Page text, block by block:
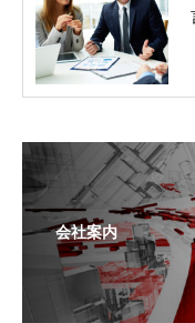
会社案内